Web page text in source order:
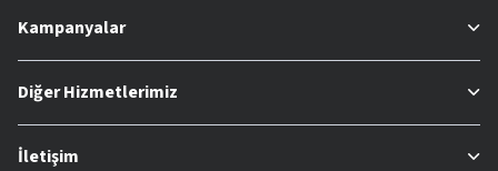
Kampanyalar
Diğer Hizmetlerimiz
İletişim